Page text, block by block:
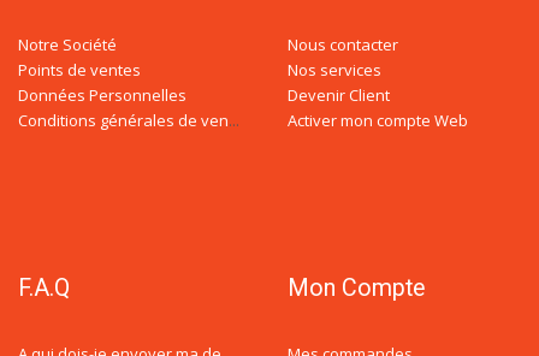
Notre Société
Points de ventes
Données Personnelles
Conditions générales de ventes
Nous contacter
Nos services
Devenir Client
Activer mon compte Web
F.A.Q Mon Compte